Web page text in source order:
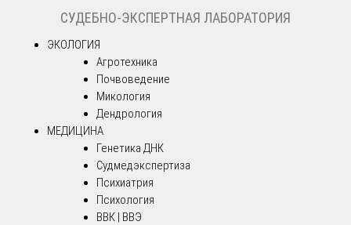
СУДЕБНО-ЭКСПЕРТНАЯ ЛАБОРАТОРИЯ
ЭКОЛОГИЯ
Агротехника
Почвоведение
Микология
Дендрология
МЕДИЦИНА
Генетика ДНК
Судмедэкспертиза
Психиатрия
Психология
ВВК | ВВЭ